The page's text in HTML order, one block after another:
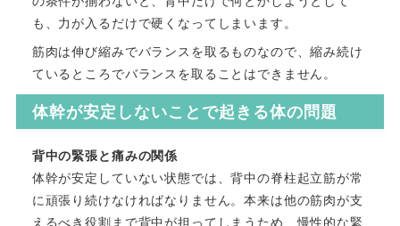
も、力が入るだけで硬くなってしまいます。
筋肉は伸び縮みでバランスを取るものなので、縮み続け
ているところでバランスを取ることはできません。
体幹が安定しないことで起きる体の問題
背中の緊張と痛みの関係
体幹が安定していない状態では、背中の脊柱起立筋が常
に頑張り続けなければなりません。本来は他の筋肉が支
えるべき役割まで背中が担ってしまうため、慢性的な緊